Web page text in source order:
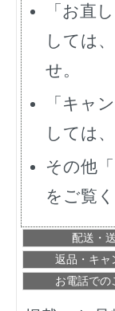
「お直
しては、
せ。
「キャ
しては、
その他
をご覧
配送・
返品・キャ
お電話での